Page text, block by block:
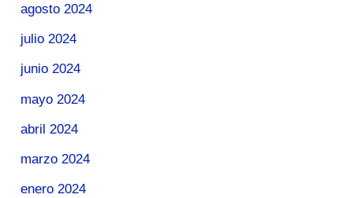
agosto 2024
julio 2024
junio 2024
mayo 2024
abril 2024
marzo 2024
enero 2024